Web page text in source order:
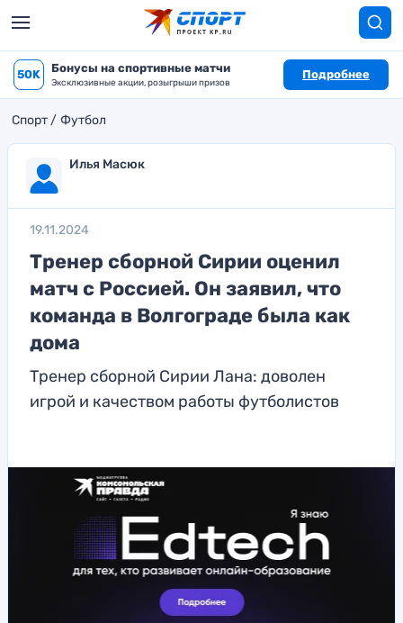
50K Бонусы на спортивные матчи
Эксклюзивные акции, розыгрыши призов
Подробнее
Спорт Футбол
Илья Масюк
19.11.2024
Тренер сборной Сирии оценил
матч с Россией. Он заявил, что
команда в Волгограде была как
дома
Тренер сборной Сирии Лана: доволен
игрой и качеством работы футболистов